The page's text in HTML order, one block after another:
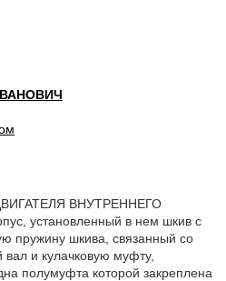
ВНУТРЕННЕГО
установленный в нем шкив с
пружину шкива, связанный со
и кулачковую муфту,
полумуфта которой закреплена